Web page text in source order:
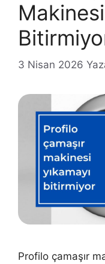
Makinesi
3 Nisan 2026
Profilo çamaşır